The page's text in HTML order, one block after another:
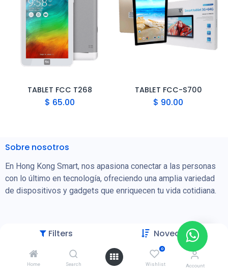
Filters Novedades
Home Search
0
Wishlist Account
TABLET FCC T268
$ 65.00
TABLET FCC-S700
$ 90.00
Sobre nosotros
En Hong Kong Smart, nos apasiona conectar a las personas
con lo último en tecnología, ofreciendo una amplia variedad
de dispositivos y gadgets que enriquecen tu vida cotidiana.
Categorías
Celulares, Tablets y Accesorios